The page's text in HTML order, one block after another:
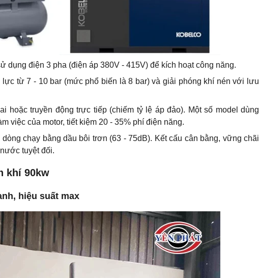
dụng điện 3 pha (điện áp 380V - 415V) để kích hoạt công năng.
từ 7 - 10 bar (mức phổ biến là 8 bar) và giải phóng khí nén với lưu
hoặc truyền động trực tiếp (chiếm tỷ lệ áp đảo). Một số model dùng
việc của motor, tiết kiệm 20 - 35% phí điện năng.
chạy bằng dầu bôi trơn (63 - 75dB). Kết cấu cân bằng, vững chãi
tuyệt đối.
khí 90kw
hiệu suất max